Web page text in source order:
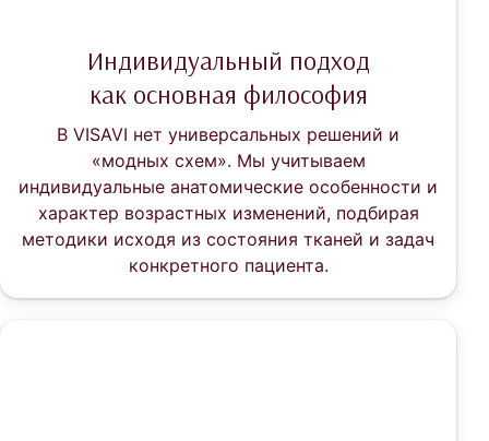
Индивидуальный подход
как основная философия
В VISAVI нет универсальных решений и
«модных схем». Мы учитываем
индивидуальные анатомические особенности и
характер возрастных изменений, подбирая
методики исходя из состояния тканей и задач
конкретного пациента.